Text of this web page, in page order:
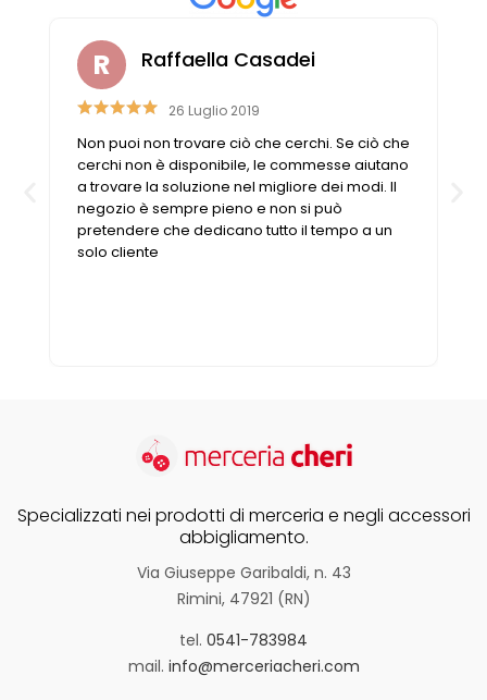
Raffaella Casadei
26 Luglio 2019
Non puoi non trovare ciò che cerchi. Se ciò che
cerchi non è disponibile, le commesse aiutano
a trovare la soluzione nel migliore dei modi. Il
negozio è sempre pieno e non si può
pretendere che dedicano tutto il tempo a un
solo cliente
Specializzati nei prodotti di merceria e negli accessori
abbigliamento.
Via Giuseppe Garibaldi, n. 43
Rimini, 47921 (RN)
tel. 0541-783984
mail. info@merceriacheri.com